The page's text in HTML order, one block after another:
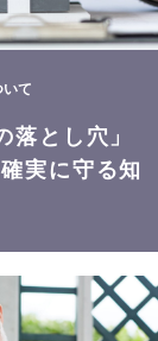
て
とし穴」
実に守る知